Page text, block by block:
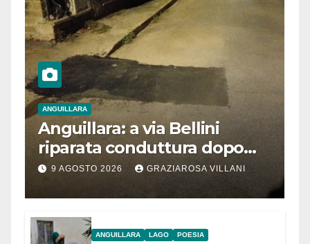
ANGUILLARA
Anguillara: a via Bellini
riparata conduttura dopo
segnalazione IdD
9 AGOSTO 2026 GRAZIAROSA VILLANI
ANGUILLARA LAGO POESIA